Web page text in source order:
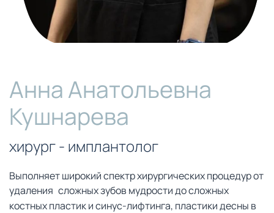
Анна Анатольевна
Кушнарева
хирург - имплантолог
Выполняет широкий спектр хирургических процедур от
удаления сложных зубов мудрости до сложных
костных пластик и синус-лифтинга, пластики десны в